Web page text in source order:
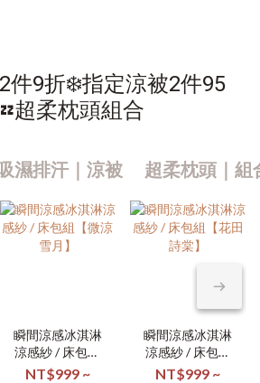
件9折❄️指定涼被2件95
超柔枕頭組合
濕排汗｜涼被 超柔枕頭｜組
瞬間涼感冰淇淋
涼感紗 / 床包組
【微涼雪月】
NT$999 ~
瞬間涼感冰淇淋
涼感紗 / 床包組
【花田詩棠】
NT$999 ~